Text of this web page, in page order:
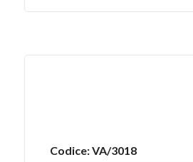
Codice: VA/3018
Bagni